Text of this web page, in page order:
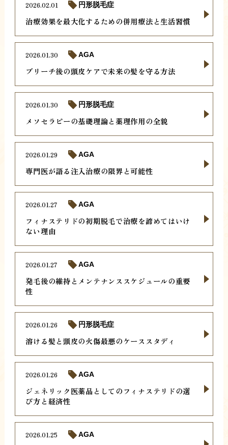
治療効果を最大化するための併用療法と生活習慣
2026.02.01 円形脱毛症
ブリーチ後の頭皮ケアで未来の髪を守る方法
2026.01.30 AGA
メソセラピーの基礎理論と薬理作用の全貌
2026.01.30 円形脱毛症
専門医が語る注入治療の限界と可能性
2026.01.29 AGA
フィナステリドの初期脱毛で治療を諦めてはいけ
ない理由
2026.01.27 AGA
発毛後の維持とメンテナンススケジュールの重要
性
2026.01.27 AGA
溶ける髪と頭皮の火傷最悪のケーススタディ
2026.01.26 円形脱毛症
ジェネリック医薬品としてのフィナステリドの選
び方と経済性
2026.01.26 AGA
2026.01.25 AGA